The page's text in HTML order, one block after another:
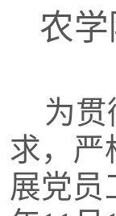
农
为
求，严
展党员